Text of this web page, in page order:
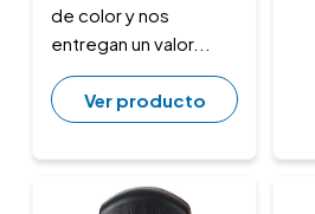
de color y nos
entregan un valor...
Ver producto